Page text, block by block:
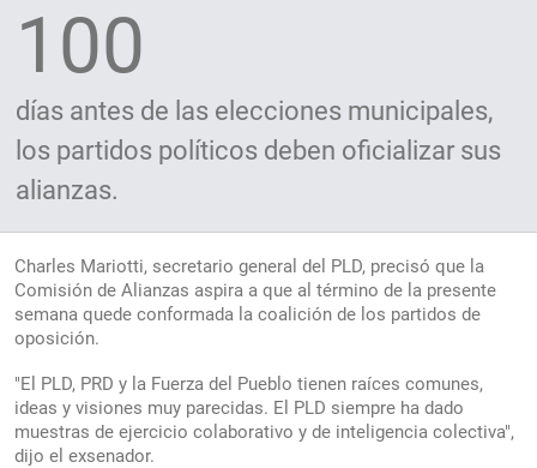
100
días antes de las elecciones municipales,
los partidos políticos deben oficializar sus
alianzas.
Charles Mariotti, secretario general del PLD, precisó que la
Comisión de Alianzas aspira a que al término de la presente
semana quede conformada la coalición de los partidos de
oposición.
"El PLD, PRD y la Fuerza del Pueblo tienen raíces comunes,
ideas y visiones muy parecidas. El PLD siempre ha dado
muestras de ejercicio colaborativo y de inteligencia colectiva",
dijo el exsenador.